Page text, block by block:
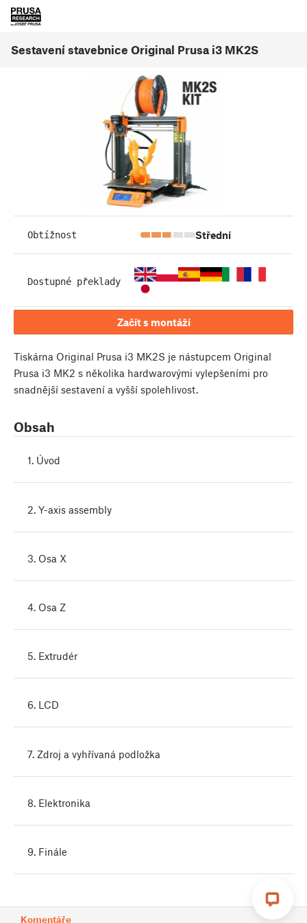
Sestavení stavebnice Original Prusa i3 MK2S
Komentáře
Obtížnost Střední
Dostupné překlady
Začít s montáží
Tiskárna Original Prusa i3 MK2S je nástupcem Original
Prusa i3 MK2 s několika hardwarovými vylepšeními pro
snadnější sestavení a vyšší spolehlivost.
Obsah
1. Úvod
2. Y-axis assembly
3. Osa X
4. Osa Z
5. Extrudér
6. LCD
7. Zdroj a vyhřívaná podložka
8. Elektronika
9. Finále